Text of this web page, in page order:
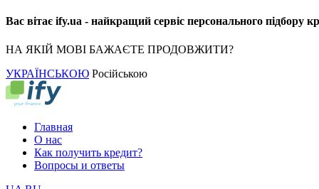
Вас вітає ify.ua - найкращий сервіс персонального підбору
НА ЯКІЙ МОВІ БАЖАЄТЕ ПРОДОВЖИТИ?
УКРАЇНСЬКОЮ Російською
Главная
О нас
Как получить кредит?
Вопросы и ответы